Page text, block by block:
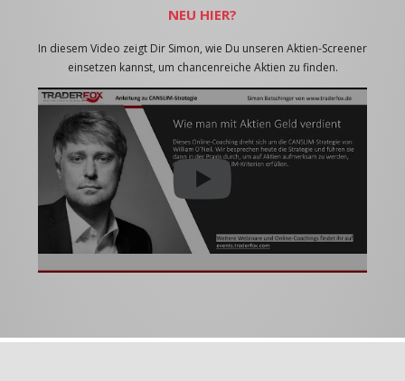
NEU HIER?
In diesem Video zeigt Dir Simon, wie Du unseren Aktien-Screener
einsetzen kannst, um chancenreiche Aktien zu finden.